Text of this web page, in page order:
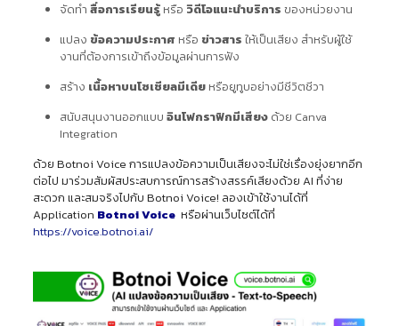
จัดทำ สื่อการเรียนรู้หรือ วิดีโอแนะนำบริการ ของหน่วยงาน
แปลง ข้อความประกาศ หรือ ข่าวสาร ให้เป็นเสียง สำหรับผู้ใช้
งานที่ต้องการเข้าถึงข้อมูลผ่านการฟัง
สร้าง เนื้อหาบนโซเชียลมีเดียหรือยูทูบอย่างมีชีวิตชีวา
สนับสนุนงานออกแบบ อินโฟกราฟิกมีเสียงด้วย Canva
Integration
ด้วย Botnoi Voice การแปลงข้อความเป็นเสียงจะไม่ใช่เรื่องยุ่งยากอีก
ต่อไป มาร่วมสัมผัสประสบการณ์การสร้างสรรค์เสียงด้วย AI ที่ง่าย
สะดวก และสมจริงไปกับ Botnoi Voice! ลองเข้าใช้งานได้ที่
Application Botnoi Voiceหรือผ่านเว็บไซต์ได้ที่
https://voice.botnoi.ai/